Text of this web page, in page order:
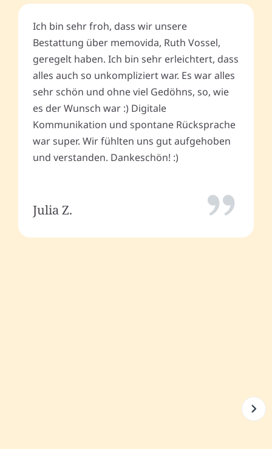
Ich bin sehr froh, dass wir unsere
Bestattung über memovida, Ruth Vossel,
geregelt haben. Ich bin sehr erleichtert, dass
alles auch so unkompliziert war. Es war alles
sehr schön und ohne viel Gedöhns, so, wie
es der Wunsch war :) Digitale
Kommunikation und spontane Rücksprache
war super. Wir fühlten uns gut aufgehoben
und verstanden. Dankeschön! :)
Julia Z.